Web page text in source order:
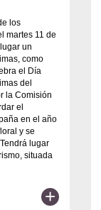
los
martes 11 de
un
como
el Día
del
la Comisión
el
en el año
y se
lugar
situada
+